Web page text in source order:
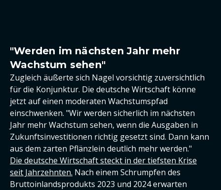
"Werden im nächsten Jahr mehr
Wachstum sehen"
Zugleich äußerte sich Nagel vorsichtig zuversichtlich
für die Konjunktur. Die deutsche Wirtschaft könne
jetzt auf einen moderaten Wachstumspfad
einschwenken. "Wir werden sicherlich im nächsten
Jahr mehr Wachstum sehen, wenn die Ausgaben in
Zukunftsinvestitionen richtig gesetzt sind. Dann kann
aus dem zarten Pflänzlein deutlich mehr werden."
Die deutsche Wirtschaft steckt in der tiefsten Krise
seit Jahrzehnten. Nach einem Schrumpfen des
Bruttoinlandsprodukts 2023 und 2024 erwarten